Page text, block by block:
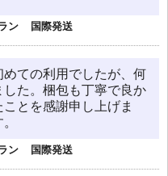
ン 国際発送
ての利用でしたが、何
た。梱包も丁寧で良か
とを感謝申し上げま
ン 国際発送